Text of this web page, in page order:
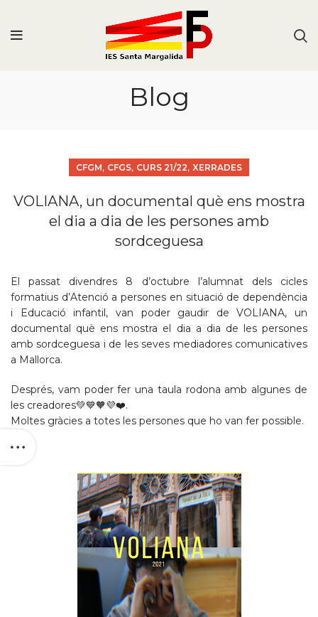
Blog
CFGM, CFGS, CURS 21/22, XERRADES
VOLIANA, un documental què ens mostra
el dia a dia de les persones amb
sordceguesa
El passat divendres 8 d’octubre l’alumnat dels cicles
formatius d’Atenció a persones en situació de dependència
i Educació infantil, van poder gaudir de VOLIANA, un
documental què ens mostra el dia a dia de les persones
amb sordceguesa i de les seves mediadores comunicatives
a Mallorca.
Després, vam poder fer una taula rodona amb algunes de
les creadores💚💙🧡💜❤️.
Moltes gràcies a totes les persones que ho van fer possible.